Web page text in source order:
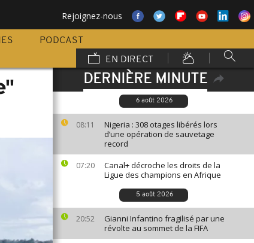
Rejoignez-nous
PODCAST
EN DIRECT
DERNIÈRE MINUTE
6 août 2026
08:11
Nigeria : 308 otages libérés lors
d’une opération de sauvetage
record
07:20
Canal+ décroche les droits de la
Ligue des champions en Afrique
5 août 2026
20:52
Gianni Infantino fragilisé par une
révolte au sommet de la FIFA